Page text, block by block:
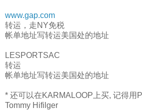
www.gap.com
转运，走NY免税
帐单地址写转运美国处的地址
LESPORTSAC
转运
帐单地址写转运美国处的地址
* 还可以在KARMALOOP上买, 记得用
Tommy Hifilger